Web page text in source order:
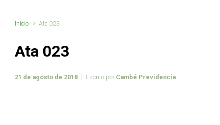
Início Ata 023
Ata 023
21 de agosto de 2018 Escrito por Cambé Previdencia